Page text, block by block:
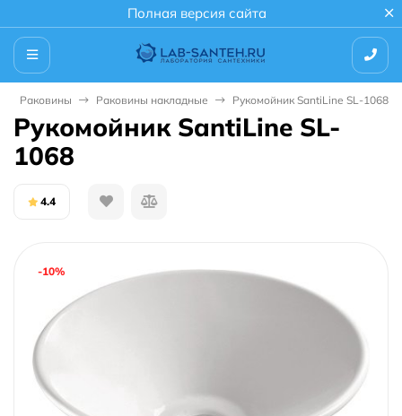
Полная версия сайта
Раковины Раковины накладные Рукомойник SantiLine SL-1068
Рукомойник SantiLine SL-
1068
4.4
-10%